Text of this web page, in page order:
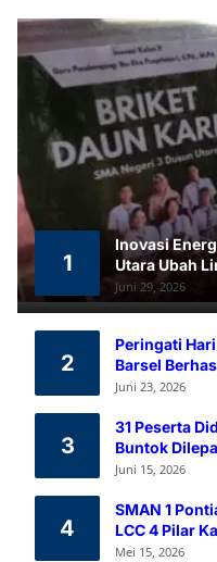
1
Inovasi
Utara Ubah
Ramah
Juni 29, 2026
2
Peringati
Barsel
Melalui Aksi
Juni 23, 2026
3
31 Peserta
Buntok
Pendidikan
Juni 15, 2026
4
SMAN 1
LCC 4 Pilar
Mei 15, 2026